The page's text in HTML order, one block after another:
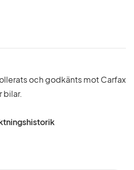
och godkänts mot Carfax
bilar.